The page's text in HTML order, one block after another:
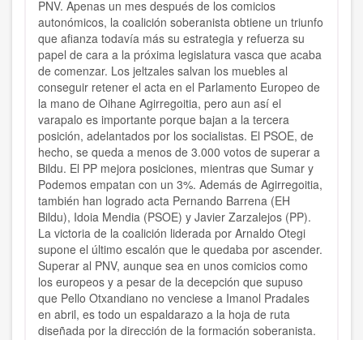
PNV. Apenas un mes después de los comicios
autonómicos, la coalición soberanista obtiene un triunfo
que afianza todavía más su estrategia y refuerza su
papel de cara a la próxima legislatura vasca que acaba
de comenzar. Los jeltzales salvan los muebles al
conseguir retener el acta en el Parlamento Europeo de
la mano de Oihane Agirregoitia, pero aun así el
varapalo es importante porque bajan a la tercera
posición, adelantados por los socialistas. El PSOE, de
hecho, se queda a menos de 3.000 votos de superar a
Bildu. El PP mejora posiciones, mientras que Sumar y
Podemos empatan con un 3%. Además de Agirregoitia,
también han logrado acta Pernando Barrena (EH
Bildu), Idoia Mendia (PSOE) y Javier Zarzalejos (PP).
La victoria de la coalición liderada por Arnaldo Otegi
supone el último escalón que le quedaba por ascender.
Superar al PNV, aunque sea en unos comicios como
los europeos y a pesar de la decepción que supuso
que Pello Otxandiano no venciese a Imanol Pradales
en abril, es todo un espaldarazo a la hoja de ruta
diseñada por la dirección de la formación soberanista.